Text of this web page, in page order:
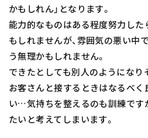
かもしれん」となります。
能力的なものはある程度努力し
もしれませんが、雰囲気の悪い中
う無理かもしれません。
できたとしても別人のようになり
お客さんと接するときはなるべ
い…気持ちを整えるのも訓練です
たいと考えてしまいます。